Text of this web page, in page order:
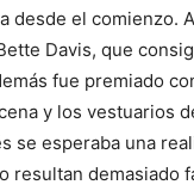
desde el comienzo.
Davis, que
fue premiado
y los vestuarios
se esperaba una
resultan demasiado